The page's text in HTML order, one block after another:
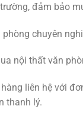
đảm bảo
chuyên
nội thất văn
liên hệ với
thanh lý.